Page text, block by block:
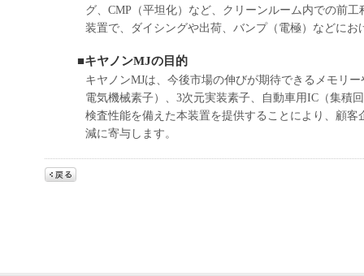
グ、CMP（平坦化）など、クリーンルーム内での前
装置で、ダイシングや出荷、バンプ（電極）などにお
■キヤノンMJの目的
キヤノンMJは、今後市場の伸びが期待できるメモリ
電気機械素子）、3次元実装素子、自動車用IC（集積
検査性能を備えた本装置を提供することにより、顧
減に寄与します。